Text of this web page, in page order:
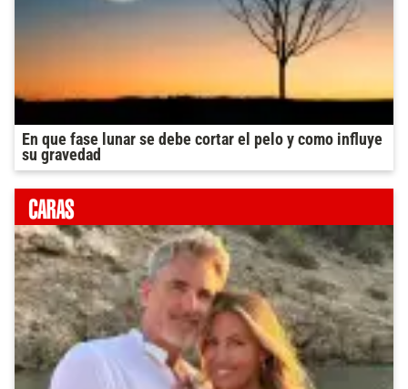
En que fase lunar se debe cortar el pelo y como influye
su gravedad